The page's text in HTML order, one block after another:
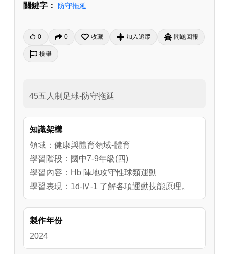
關鍵字： 防守拖延
0 0 收藏 加入追蹤 問題回報
檢舉
45五人制足球-防守拖延
知識架構
領域：健康與體育領域-體育
學習階段：國中7-9年級(四)
學習內容：Hb 陣地攻守性球類運動
學習表現：1d-Ⅳ-1 了解各項運動技能原理。
製作年份
2024